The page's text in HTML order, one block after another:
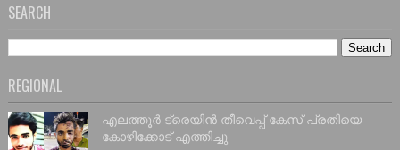
SEARCH
REGIONAL
എലത്തൂർ ട്രെയിൻ തീവെപ്പ് കേസ് പ്രതിയെ
കോഴിക്കോട് എത്തിച്ചു